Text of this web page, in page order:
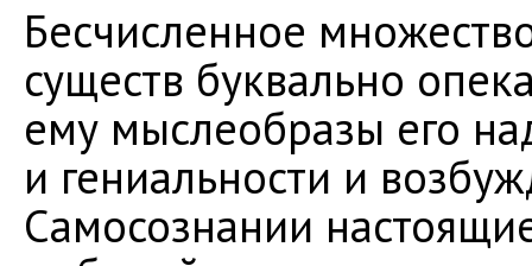
Бесчисленное
существ буквально
ему мыслеобразы его
и гениальности и
Самосознании